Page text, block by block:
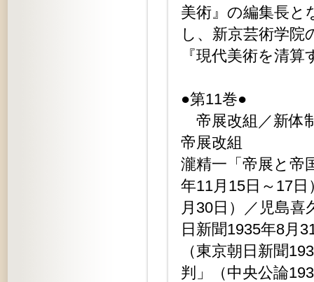
美術』の編集長と
し、新京芸術学院
『現代美術を清
●第11巻●
帝展改組／新体
帝展改組
瀧精一「帝展と帝
年11月15日～17
月30日）／児島喜
日新聞1935年8月
（東京朝日新聞
判」（中央公論